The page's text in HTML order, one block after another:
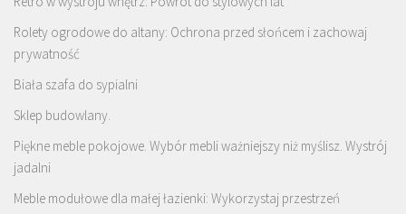
Rolety ogrodowe do altany: Ochrona przed słońcem i zachowaj
prywatność
Biała szafa do sypialni
Sklep budowlany.
Piękne meble pokojowe. Wybór mebli ważniejszy niż myślisz. Wystrój
jadalni
Meble modułowe dla małej łazienki: Wykorzystaj przestrzeń